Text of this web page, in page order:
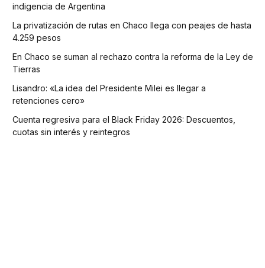
indigencia de Argentina
La privatización de rutas en Chaco llega con peajes de hasta
4.259 pesos
En Chaco se suman al rechazo contra la reforma de la Ley de
Tierras
Lisandro: «La idea del Presidente Milei es llegar a
retenciones cero»
Cuenta regresiva para el Black Friday 2026: Descuentos,
cuotas sin interés y reintegros